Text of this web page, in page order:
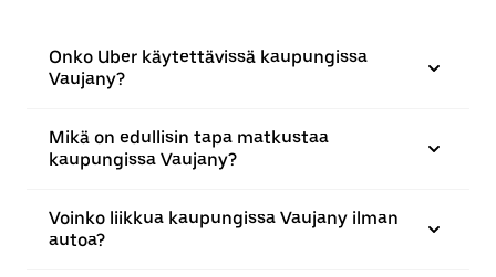
Onko Uber käytettävissä kaupungissa
Vaujany?
Mikä on edullisin tapa matkustaa
kaupungissa Vaujany?
Voinko liikkua kaupungissa Vaujany ilman
autoa?